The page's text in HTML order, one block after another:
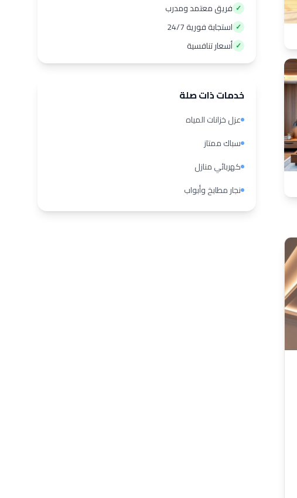
✓ فريق معتمد ومدرب
✓ استجابة فورية 24/7
✓ أسعار تنافسية
خدمات ذات صلة
عزل خزانات المياه
سباك ممتاز
كهربائي منازل
نجار مطابخ وأبواب